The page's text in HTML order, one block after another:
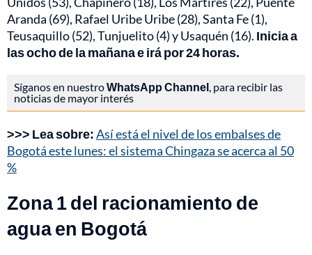
Aranda (69), Rafael Uribe Uribe (28), Santa Fe (1),
Teusaquillo (52), Tunjuelito (4) y Usaquén (16). Inicia a
las ocho de la mañana e irá por 24 horas.
Síganos en nuestroWhatsApp Channel, para recibir las
noticias de mayor interés
>>> Lea sobre:Así está el nivel de los embalses de
Bogotá este lunes: el sistema Chingaza se acerca al 50
%
Zona 1 del racionamiento de
agua en Bogotá